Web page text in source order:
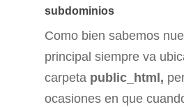
subdominios
Como bien sabemos
principal siempre va
carpeta public_html,
ocasiones en que